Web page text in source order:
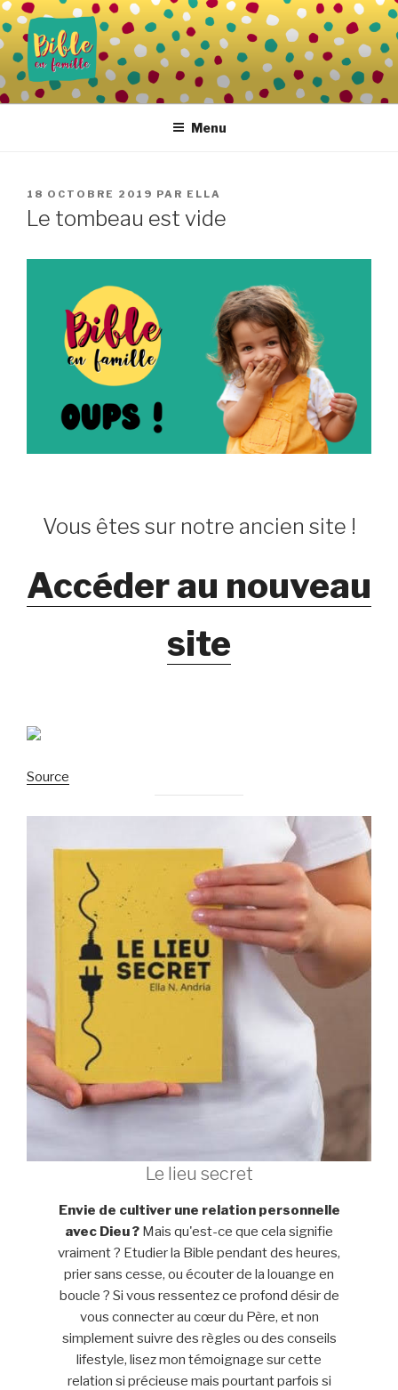
Aller
au
contenu
principal
BIBLE EN FAMILLE
Vivre la Parole de Dieu au quotidien
Menu
PUBLIÉ
LE
18 OCTOBRE 2019 PAR ELLA
Le tombeau est vide
Vous êtes sur notre ancien site !
Accéder au nouveau
site
Source
Le lieu secret
Envie de cultiver une relation personnelle
avec Dieu ? Mais qu'est-ce que cela signifie
vraiment ? Etudier la Bible pendant des heures,
prier sans cesse, ou écouter de la louange en
boucle ? Si vous ressentez ce profond désir de
vous connecter au cœur du Père, et non
simplement suivre des règles ou des conseils
lifestyle, lisez mon témoignage sur cette
relation si précieuse mais pourtant parfois si